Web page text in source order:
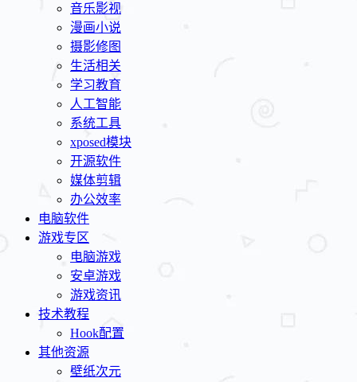
音乐影视
漫画小说
摄影修图
生活相关
学习教育
人工智能
系统工具
xposed模块
开源软件
媒体剪辑
办公效率
电脑软件
游戏专区
电脑游戏
安卓游戏
游戏资讯
技术教程
Hook配置
其他资源
壁纸次元